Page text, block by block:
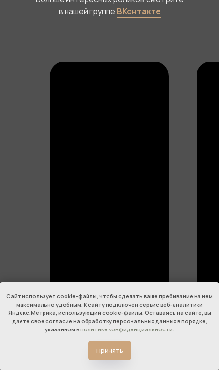
в нашей группе ВКонтакте
➞
➞
Сайт использует cookie-файлы, чтобы сделать ваше пребывание на нем
максимально удобным. К cайту подключен сервис веб-аналитики
Яндекс.Метрика, использующий cookie-файлы. Оставаясь на сайте, вы
даете свое согласие на обработку персональных данных в порядке,
указанном вполитике конфиденциальности.
Принять